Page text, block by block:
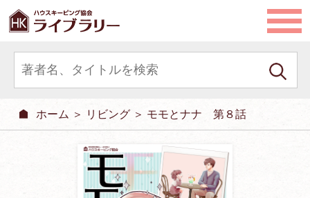
ホーム ＞ リビング ＞ モモとナナ 第８話